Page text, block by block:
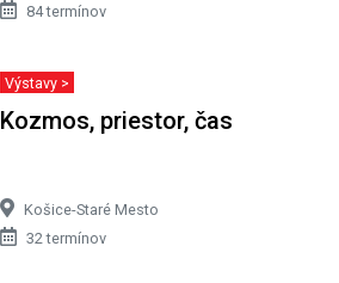
84 termínov
Výstavy >
Kozmos, priestor, čas
Košice-Staré Mesto
32 termínov